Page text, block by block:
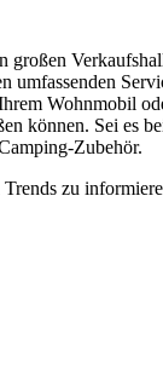
Wohnmobil
können. Sei es
Zubehör.
zu